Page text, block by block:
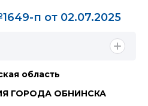
п от 02.07.2025
область
ГОРОДА ОБНИНСКА